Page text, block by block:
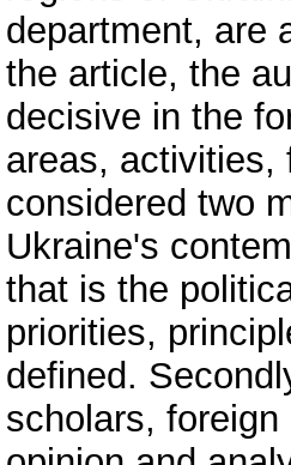
department, are
the article, the
decisive in the
areas, activities,
considered two
Ukraine's
that is the
priorities,
defined.
scholars,